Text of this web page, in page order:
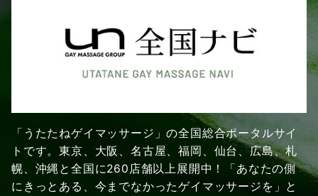
「うたたねゲイマッサージ」の全国総合ポータルサイ
トです。東京、大阪、名古屋、福岡、仙台、広島、札
幌、沖縄と全国に260店舗以上展開中！「あなたの側
にきっとある、今までなかったゲイマッサージを」と